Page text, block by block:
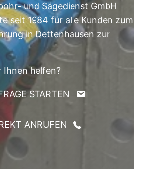
und Sägedienst GmbH
seit 1984 für alle Kunden zum
in Dettenhausen zur
Ihnen helfen?
STARTEN
ANRUFEN